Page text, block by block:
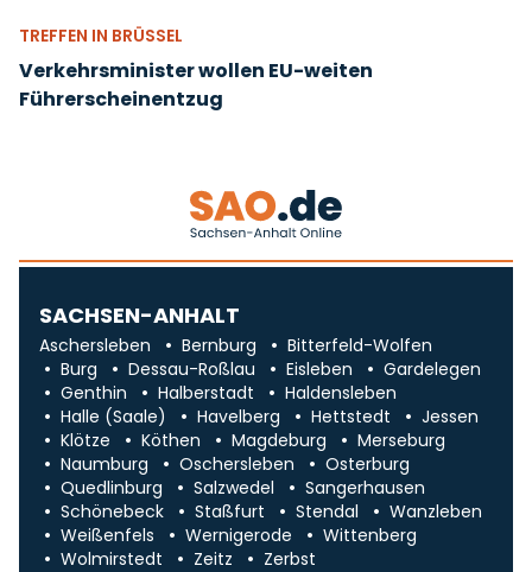
TREFFEN IN BRÜSSEL
Verkehrsminister wollen EU-weiten
Führerscheinentzug
SACHSEN-ANHALT
Aschersleben Bernburg
Bitterfeld-Wolfen
Burg
Dessau-Roßlau Eisleben
Gardelegen
Genthin
Halberstadt
Haldensleben
Halle (Saale)
Havelberg Hettstedt
Jessen
Klötze
Köthen Magdeburg
Merseburg
Naumburg
Oschersleben
Osterburg
Quedlinburg
Salzwedel
Sangerhausen
Schönebeck
Staßfurt Stendal
Wanzleben
Weißenfels
Wernigerode
Wittenberg
Wolmirstedt
Zeitz Zerbst